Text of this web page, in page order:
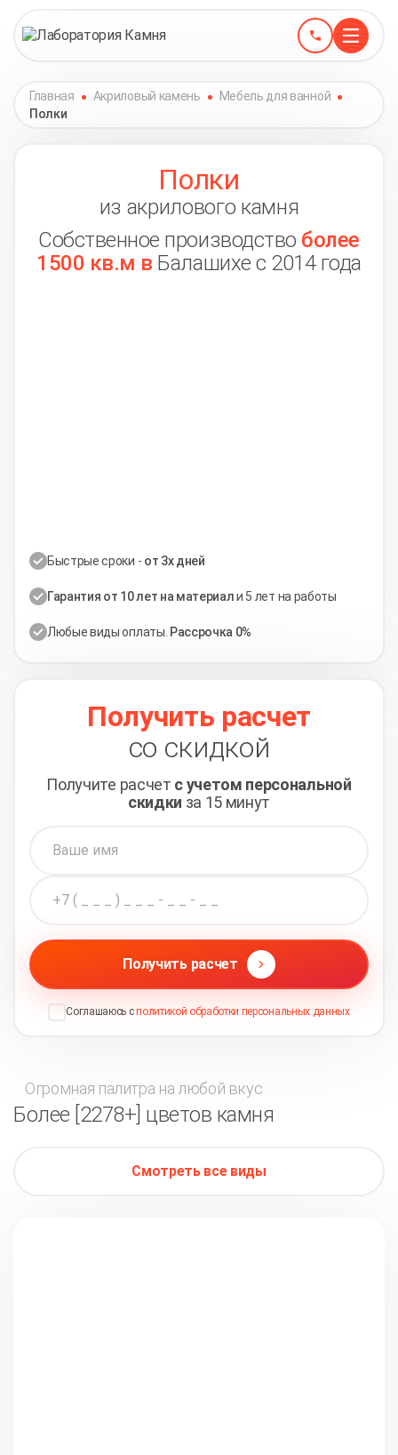
Главная Акриловый камень
Мебель для ванной
Полки
Полки
из акрилового камня
Собственное производство более
1500 кв.м в Балашихе с 2014 года
Быстрые сроки - от 3х дней
Гарантия от 10 лет на материали 5 лет на работы
Любые виды оплаты. Рассрочка 0%
Получить расчет
со скидкой
Получите расчет с учетом персональной
скидки за 15 минут
Получить расчет
Соглашаюсь сполитикой обработки персональных данных
Огромная палитра на любой вкус
Более [2278+] цветов камня
Смотреть все виды